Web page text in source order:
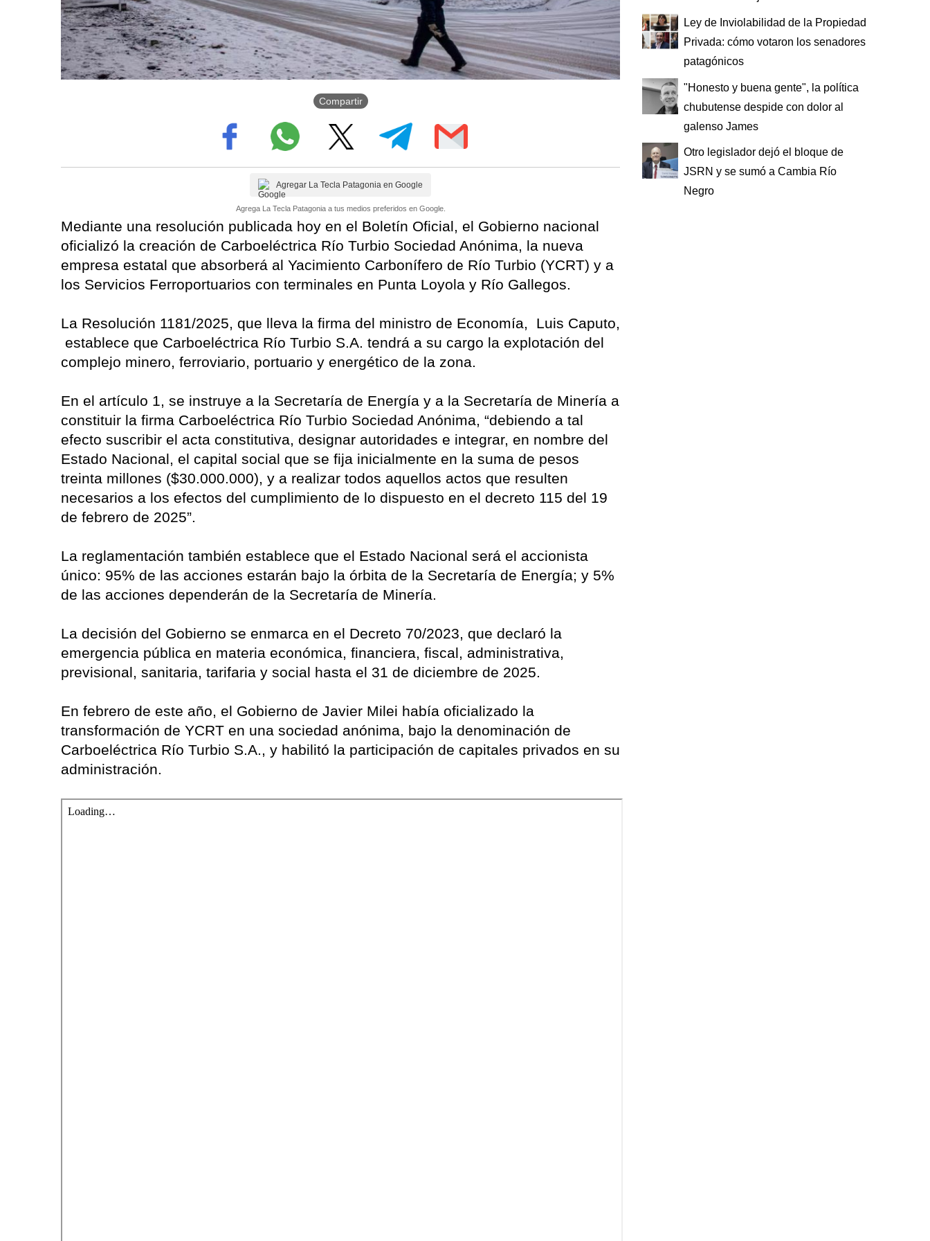
Compartir
Agregar La Tecla Patagonia en Google
Agrega La Tecla Patagonia a tus medios preferidos en Google.
Mediante una resolución publicada hoy en el Boletín Oficial, el Gobierno nacional
oficializó la creación de Carboeléctrica Río Turbio Sociedad Anónima, la nueva
empresa estatal que absorberá al Yacimiento Carbonífero de Río Turbio (YCRT) y a
los Servicios Ferroportuarios con terminales en Punta Loyola y Río Gallegos.
La Resolución 1181/2025, que lleva la firma del ministro de Economía, Luis Caputo,
establece que Carboeléctrica Río Turbio S.A. tendrá a su cargo la explotación del
complejo minero, ferroviario, portuario y energético de la zona.
En el artículo 1, se instruye a la Secretaría de Energía y a la Secretaría de Minería a
constituir la firma Carboeléctrica Río Turbio Sociedad Anónima, “debiendo a tal
efecto suscribir el acta constitutiva, designar autoridades e integrar, en nombre del
Estado Nacional, el capital social que se fija inicialmente en la suma de pesos
treinta millones ($30.000.000), y a realizar todos aquellos actos que resulten
necesarios a los efectos del cumplimiento de lo dispuesto en el decreto 115 del 19
de febrero de 2025”.
La reglamentación también establece que el Estado Nacional será el accionista
único: 95% de las acciones estarán bajo la órbita de la Secretaría de Energía; y 5%
de las acciones dependerán de la Secretaría de Minería.
La decisión del Gobierno se enmarca en el Decreto 70/2023, que declaró la
emergencia pública en materia económica, financiera, fiscal, administrativa,
previsional, sanitaria, tarifaria y social hasta el 31 de diciembre de 2025.
En febrero de este año, el Gobierno de Javier Milei había oficializado la
transformación de YCRT en una sociedad anónima, bajo la denominación de
Carboeléctrica Río Turbio S.A., y habilitó la participación de capitales privados en su
administración.
Ley de Inviolabilidad de la Propiedad
Privada: cómo votaron los senadores
patagónicos
"Honesto y buena gente", la política
chubutense despide con dolor al
galenso James
Otro legislador dejó el bloque de
JSRN y se sumó a Cambia Río
Negro